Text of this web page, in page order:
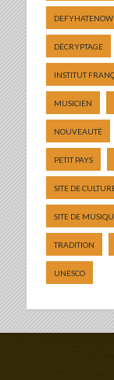
DEFYHATENOW
DÉCRYPTAGE
INSTITUT
MUSICIEN
NOUVEAUTÉ
PETIT PAYS
SITE DE
SITE DE
TRADITION
UNESCO